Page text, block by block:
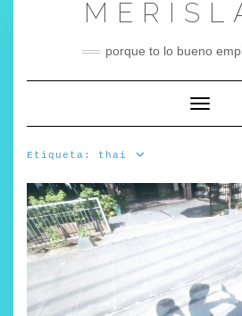
porque to lo bueno
Etiqueta: thai